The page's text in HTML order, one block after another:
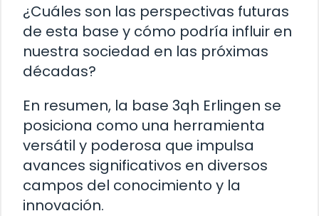
¿Cuáles son las perspectivas futuras
de esta base y cómo podría influir en
nuestra sociedad en las próximas
décadas?
En resumen, la base 3qh Erlingen se
posiciona como una herramienta
versátil y poderosa que impulsa
avances significativos en diversos
campos del conocimiento y la
innovación.